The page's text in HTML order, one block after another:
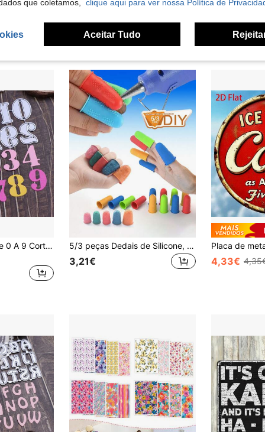
1 Peça Números De 0 A 9 Cortes De Metal Para Fazer Cartões, Modelo De Estêncil Para Artesanato De Scrapbook Feito À Mão 5/3 peças Dedais de Silicone, Dedais, Dedais para Cola Termofusível, Pontas de Dedo de Silicone, Dedais para Cola Termofusível, Almofadas para Pontas de Dedo para Contagem, Organização, Escrita, Classificação, Trabalho com Cola Termofusível e Jogos Desportivos (Cor Aleatória)
3,21€ 4,33€
que coletamos, clique aqui para ver nossa Política de
Aceitar Tudo